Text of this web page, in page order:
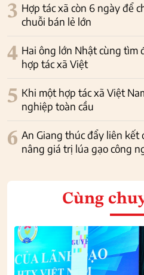
3 Hợp tác xã còn 6 ngày để
chuỗi bán lẻ lớn
4 Hai ông lớn Nhật cùng tìm
hợp tác xã Việt
5 Khi một hợp tác xã Việt
nghiệp toàn cầu
6 An Giang thúc đẩy liên
nâng giá trị lúa gạo công
Cùng